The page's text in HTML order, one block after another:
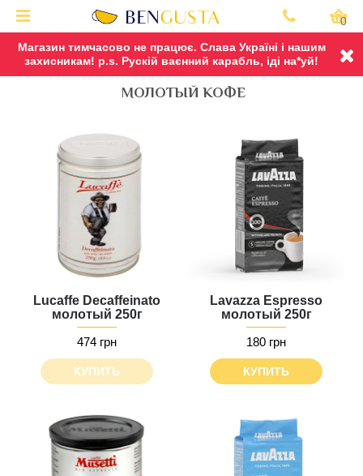
Магазин тимчасово не працює. Слава Україні і нашим
захисникам! p.s. Рускій ваєнний карабль, іді на*уй!
0
МОЛОТЫЙ КОФЕ
Lucaffe Decaffeinato
молотый 250г
474 грн
КУПИТЬ
Lavazza Espresso
молотый 250г
180 грн
КУПИТЬ